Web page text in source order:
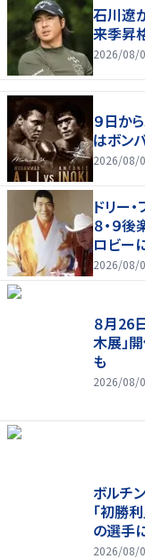
石川遼
来季昇
2026/08/
９日か
はボン
2026/08/
ドリー
８・９
ロビー
2026/08/
８月26
木展」
も
2026/08/
ボルチ
「初勝
の選手
2026/08/